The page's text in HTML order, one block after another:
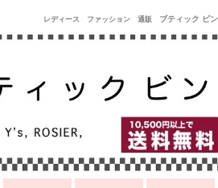
レディース ファッション 通販 ブティック ビン